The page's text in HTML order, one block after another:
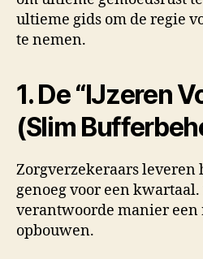
ultieme gids om de regie
te nemen.
1. De “IJzeren
(Slim
Zorgverzekeraars leveren
genoeg voor een
verantwoorde manier een
opbouwen.